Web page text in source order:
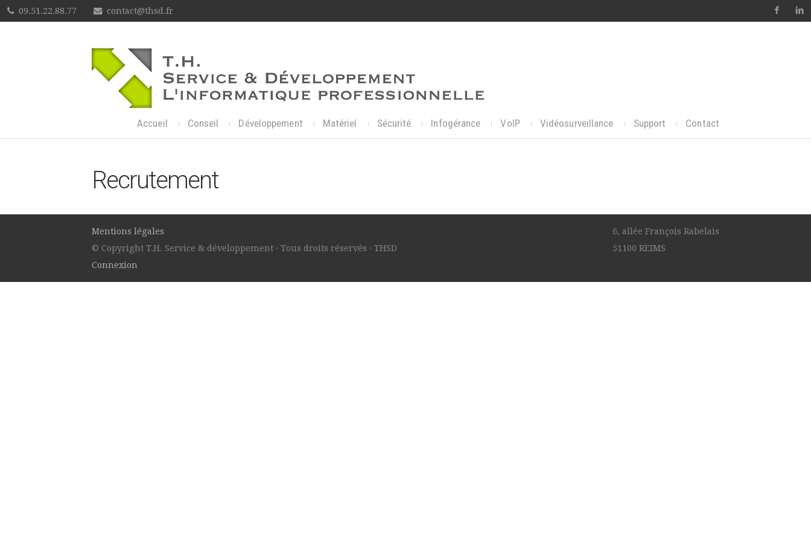
09.51.22.88.77 contact@thsd.fr
Accueil Conseil Développement Matériel Sécurité Infogérance VoIP Vidéosurveillance Support Contact
Recrutement
Mentions légales
© Copyright T.H. Service & développement · Tous droits réservés · THSD
Connexion
6, allée François Rabelais
51100 REIMS